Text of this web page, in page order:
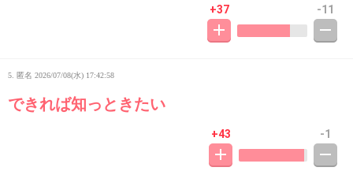
+37 -11
5. 匿名 2026/07/08(水) 17:42:58
できれば知っときたい
+43 -1